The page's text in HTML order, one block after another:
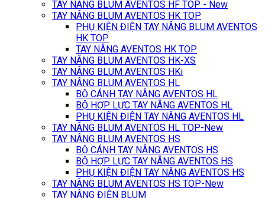
TAY NÂNG BLUM AVENTOS HF TOP - New
TAY NÂNG BLUM AVENTOS HK TOP
PHỤ KIỆN ĐIỆN TAY NÂNG BLUM AVENTOS
HK TOP
TAY NÂNG AVENTOS HK TOP
TAY NÂNG BLUM AVENTOS HK-XS
TAY NÂNG BLUM AVENTOS HKi
TAY NÂNG BLUM AVENTOS HL
BỘ CÁNH TAY NÂNG AVENTOS HL
BỘ HỢP LỰC TAY NÂNG AVENTOS HL
PHỤ KIỆN ĐIỆN TAY NÂNG AVENTOS HL
TAY NÂNG BLUM AVENTOS HL TOP-New
TAY NÂNG BLUM AVENTOS HS
BỘ CÁNH TAY NÂNG AVENTOS HS
BỘ HỢP LỰC TAY NÂNG AVENTOS HS
PHỤ KIỆN ĐIỆN TAY NÂNG AVENTOS HS
TAY NÂNG BLUM AVENTOS HS TOP-New
TAY NÂNG ĐIỆN BLUM